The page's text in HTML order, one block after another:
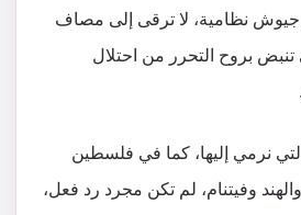
جيوش نظامية، لا ترقى إلى مصاف
تنبض بروح التحرر من احتلال
نرمي إليها، كما في فلسطين
والهند وفيتنام، لم تكن مجرد رد فعل،